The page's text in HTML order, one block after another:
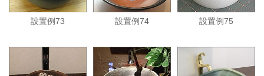
設置例73 設置例74 設置例75